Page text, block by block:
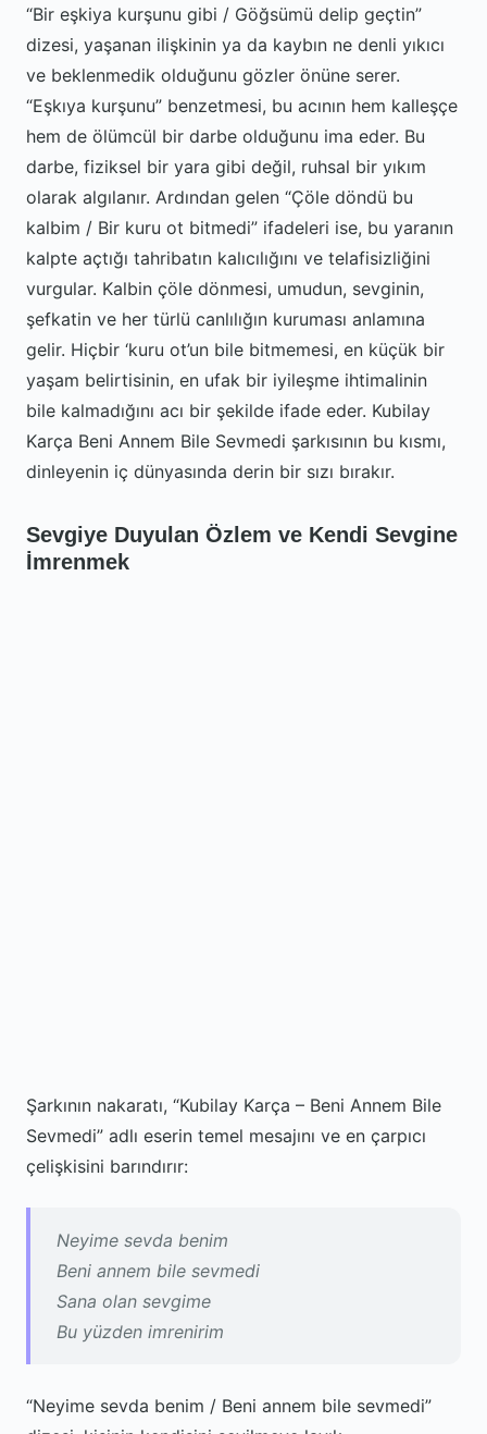
“Bir eşkiya kurşunu gibi / Göğsümü delip geçtin”
dizesi, yaşanan ilişkinin ya da kaybın ne denli yıkıcı
ve beklenmedik olduğunu gözler önüne serer.
“Eşkıya kurşunu” benzetmesi, bu acının hem kalleşçe
hem de ölümcül bir darbe olduğunu ima eder. Bu
darbe, fiziksel bir yara gibi değil, ruhsal bir yıkım
olarak algılanır. Ardından gelen “Çöle döndü bu
kalbim / Bir kuru ot bitmedi” ifadeleri ise, bu yaranın
kalpte açtığı tahribatın kalıcılığını ve telafisizliğini
vurgular. Kalbin çöle dönmesi, umudun, sevginin,
şefkatin ve her türlü canlılığın kuruması anlamına
gelir. Hiçbir ‘kuru ot’un bile bitmemesi, en küçük bir
yaşam belirtisinin, en ufak bir iyileşme ihtimalinin
bile kalmadığını acı bir şekilde ifade eder. Kubilay
Karça Beni Annem Bile Sevmedi şarkısının bu kısmı,
dinleyenin iç dünyasında derin bir sızı bırakır.
Sevgiye Duyulan Özlem ve Kendi Sevgine
İmrenmek
Şarkının nakaratı, “Kubilay Karça – Beni Annem Bile
Sevmedi” adlı eserin temel mesajını ve en çarpıcı
çelişkisini barındırır:
Neyime sevda benim
Beni annem bile sevmedi
Sana olan sevgime
Bu yüzden imrenirim
“Neyime sevda benim / Beni annem bile sevmedi”